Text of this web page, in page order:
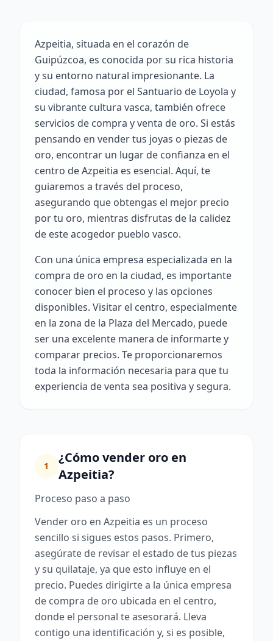
Azpeitia, situada en el corazón de
Guipúzcoa, es conocida por su rica historia
y su entorno natural impresionante. La
ciudad, famosa por el Santuario de Loyola y
su vibrante cultura vasca, también ofrece
servicios de compra y venta de oro. Si estás
pensando en vender tus joyas o piezas de
oro, encontrar un lugar de confianza en el
centro de Azpeitia es esencial. Aquí, te
guiaremos a través del proceso,
asegurando que obtengas el mejor precio
por tu oro, mientras disfrutas de la calidez
de este acogedor pueblo vasco.
Con una única empresa especializada en la
compra de oro en la ciudad, es importante
conocer bien el proceso y las opciones
disponibles. Visitar el centro, especialmente
en la zona de la Plaza del Mercado, puede
ser una excelente manera de informarte y
comparar precios. Te proporcionaremos
toda la información necesaria para que tu
experiencia de venta sea positiva y segura.
1
¿Cómo vender oro en
Azpeitia?
Proceso paso a paso
Vender oro en Azpeitia es un proceso
sencillo si sigues estos pasos. Primero,
asegúrate de revisar el estado de tus piezas
y su quilataje, ya que esto influye en el
precio. Puedes dirigirte a la única empresa
de compra de oro ubicada en el centro,
donde el personal te asesorará. Lleva
contigo una identificación y, si es posible,